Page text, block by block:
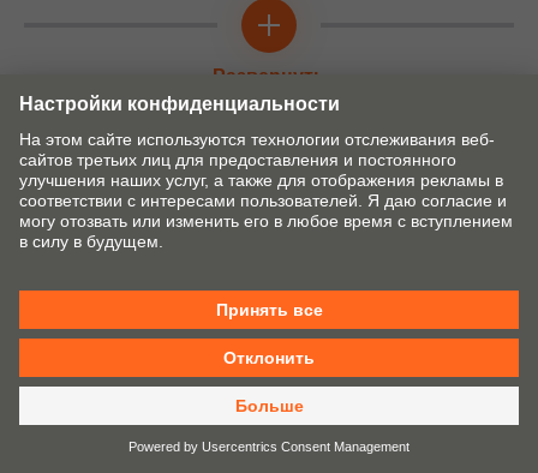
Развернуть
Информационный вкладыш
Информационный Вкладыш